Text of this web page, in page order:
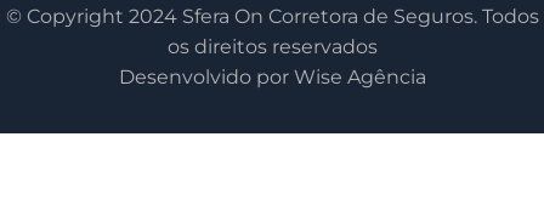
© Copyright 2024 Sfera On Corretora de Seguros. Todos
os direitos reservados
Desenvolvido por Wise Agência